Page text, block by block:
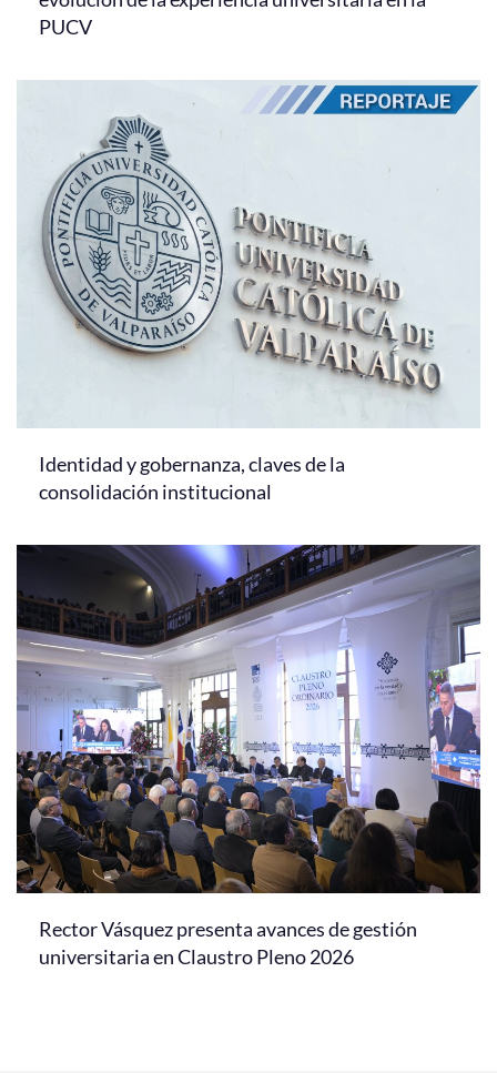
PUCV
Identidad y gobernanza, claves de la
consolidación institucional
Rector Vásquez presenta avances de gestión
universitaria en Claustro Pleno 2026